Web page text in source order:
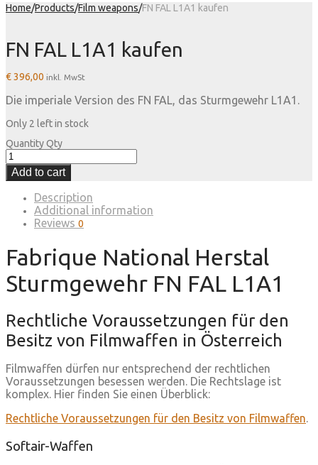
Home/Products/Film weapons/FN FAL L1A1 kaufen
FN FAL L1A1 kaufen
€396,00 inkl. MwSt
Die imperiale Version des FN FAL, das Sturmgewehr L1A1.
Only 2 left in stock
QuantityQty
Add to cart
Description
Additional information
Reviews 0
Fabrique National Herstal
Sturmgewehr FN FAL L1A1
Rechtliche Voraussetzungen für den
Besitz von Filmwaffen in Österreich
Filmwaffen dürfen nur entsprechend der rechtlichen
Voraussetzungen besessen werden. Die Rechtslage ist
komplex. Hier finden Sie einen Überblick:
Rechtliche Voraussetzungen für den Besitz von Filmwaffen.
Softair-Waffen